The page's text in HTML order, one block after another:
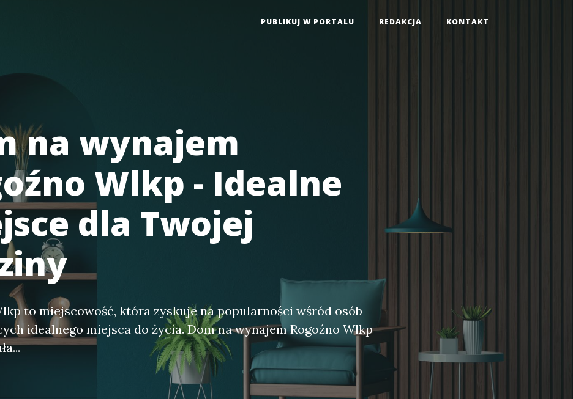
PUBLIKUJ W PORTALU REDAKCJA KONTAKT
na wynajem
Wlkp - Idealne
dla Twojej
to miejscowość, która zyskuje na popularności wśród osób
idealnego miejsca do życia. Dom na wynajem Rogoźno Wlkp